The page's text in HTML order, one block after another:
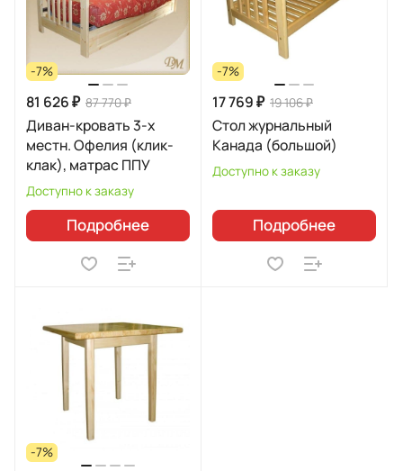
-7%
81 626 ₽ 87 770 ₽
Диван-кровать 3-х
местн. Офелия (клик-
клак), матрас ППУ
Доступно к заказу
Подробнее
-7%
17 769 ₽ 19 106 ₽
Стол журнальный
Канада (большой)
Доступно к заказу
Подробнее
-7%